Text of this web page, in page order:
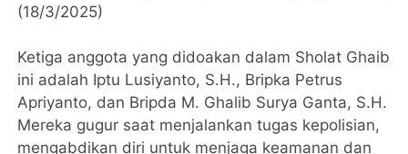
(18/3/2025)
Ketiga anggota yang didoakan dalam Sholat Ghaib
ini adalah Iptu Lusiyanto, S.H., Bripka Petrus
Apriyanto, dan Bripda M. Ghalib Surya Ganta, S.H.
Mereka gugur saat menjalankan tugas kepolisian,
mengabdikan diri untuk menjaga keamanan dan